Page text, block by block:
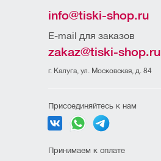
info@tiski-shop.ru
E-mail для заказов
zakaz@tiski-shop.ru
г. Калуга, ул. Московская, д. 84
Присоединяйтесь к нам
Принимаем к оплате